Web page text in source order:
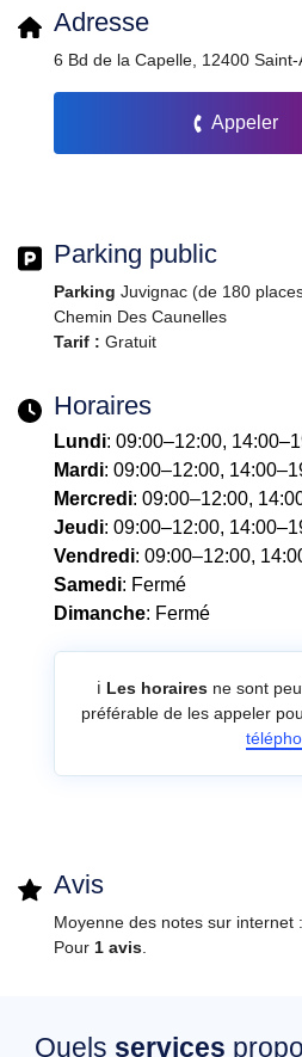
Adresse
6 Bd de la Capelle, 12400
Appeler
Parking public
Parking Juvignac (de 180
Chemin Des Caunelles
Tarif : Gratuit
Horaires
Lundi: 09:00–12:00,
Mardi: 09:00–12:00,
Mercredi: 09:00–12:00,
Jeudi: 09:00–12:00,
Vendredi: 09:00–12:00,
Samedi: Fermé
Dimanche: Fermé
ℹ️ Les horaires ne sont
préférable de les appeler
Avis
Moyenne des notes sur internet :
Pour 1 avis
Quels services